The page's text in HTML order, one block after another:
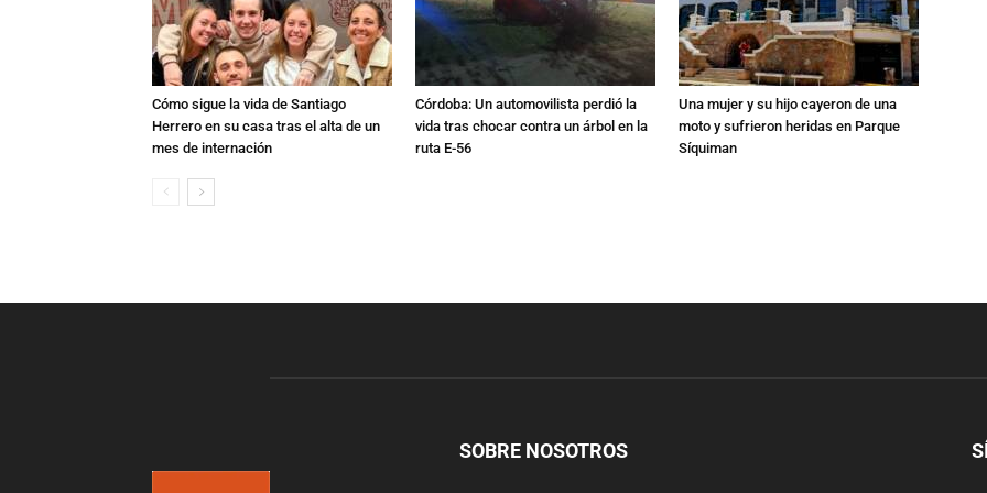
Cómo sigue la vida de Santiago
Herrero en su casa tras el alta de un
mes de internación
Córdoba: Un automovilista perdió la
vida tras chocar contra un árbol en la
ruta E-56
Una mujer y su hijo cayeron de una
moto y sufrieron heridas en Parque
Síquiman
SOBRE NOSOTROS